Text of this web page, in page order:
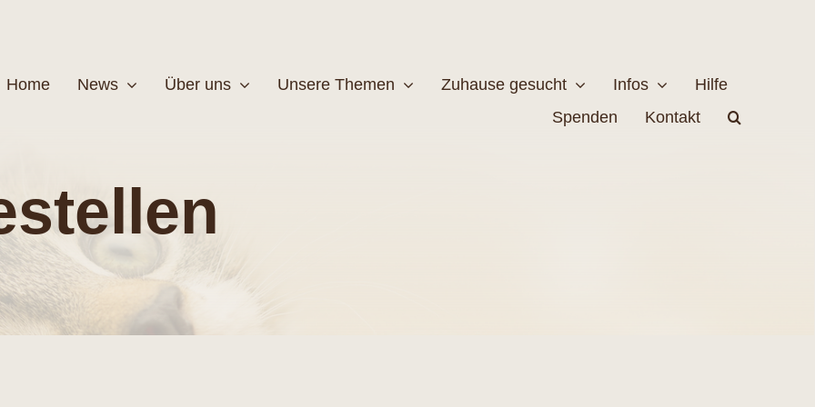
Home News Über uns Unsere Themen
Naturschutz
Zuhause gesucht Infos
Hilfe
Spenden
Kontakt